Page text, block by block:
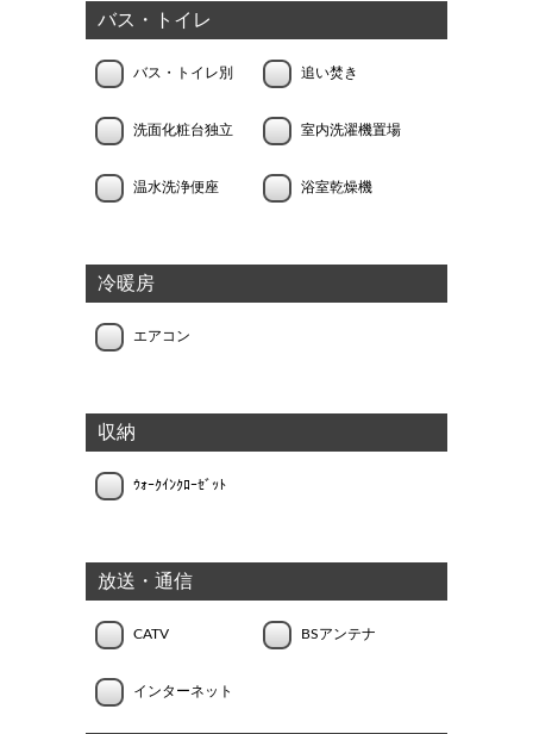
バス・トイレ
バス・トイレ別 追い焚き
洗面化粧台独立 室内洗濯機置場
温水洗浄便座 浴室乾燥機
冷暖房
エアコン
収納
ｳｫｰｸｲﾝｸﾛｰｾﾞｯﾄ
放送・通信
CATV BSアンテナ
インターネット